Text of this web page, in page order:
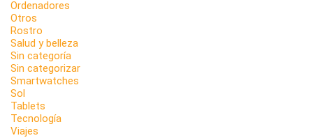
Ordenadores
Otros
Rostro
Salud y belleza
Sin categoría
Sin categorizar
Smartwatches
Sol
Tablets
Tecnología
Viajes